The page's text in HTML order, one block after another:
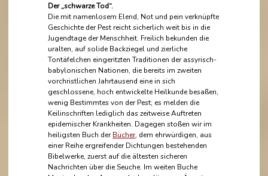
Der „schwarze Tod“.
Die mit namenlosem Elend, Not und pein verknüpfte
Geschichte der Pest reicht sicherlich weit bis in die
Jugendtage der Menschheit. Freilich bekunden die
uralten, auf solide Backziegel und zierliche
Tontäfelchen eingeritzten Traditionen der assyrisch-
babylonischen Nationen, die bereits im zweiten
vorchristlichen Jahrtausend eine in sich
geschlossene, hoch entwickelte Heilkunde besaßen,
wenig Bestimmtes von der Pest; es melden die
Keilinschriften lediglich das zeitweise Auftreten
epidemischer Krankheiten. Dagegen stoßen wir im
heiligsten Buch derBücher, dem ehrwürdigen, aus
einer Reihe ergreifender Dichtungen bestehenden
Bibelwerke, zuerst auf die ältesten sicheren
Nachrichten über die Seuche. Im weiten Buche